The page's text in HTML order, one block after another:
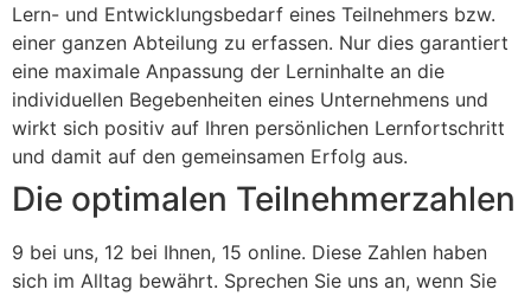
Lern- und Entwicklungsbedarf eines Teilnehmers bzw.
einer ganzen Abteilung zu erfassen. Nur dies garantiert
eine maximale Anpassung der Lerninhalte an die
individuellen Begebenheiten eines Unternehmens und
wirkt sich positiv auf Ihren persönlichen Lernfortschritt
und damit auf den gemeinsamen Erfolg aus.
Die optimalen Teilnehmerzahlen
9 bei uns, 12 bei Ihnen, 15 online. Diese Zahlen haben
sich im Alltag bewährt. Sprechen Sie uns an, wenn Sie